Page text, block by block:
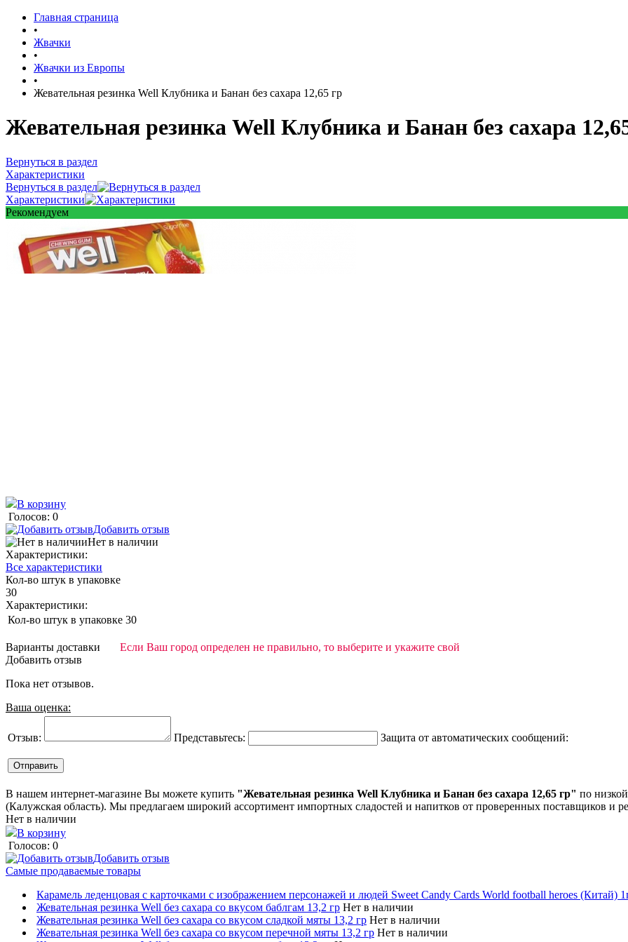
Главная страница
•
Жвачки
•
Жвачки из Европы
•
Жевательная резинка Well Клубника и Банан без сахара 12,65 гр
Жевательная резинка Well Клубника и Банан без сахара
Вернуться в раздел
Характеристики
Вернуться в раздел
Характеристики
Рекомендуем
В корзину
Голосов: 0
Добавить отзыв
Нет в наличии
Характеристики:
Все характеристики
Кол-во штук в упаковке
30
Характеристики:
Кол-во штук в упаковке 30
Варианты доставки
Если Ваш город определен не правильно, то выберите и укажите свой
Добавить отзыв
Пока нет отзывов.
Ваша оценка:
Отзыв: Представьтесь: Защита от автоматических сообщений:
В нашем интернет-магазине Вы можете купить "Жевательная резинка Well Клубника и Банан без сахара 12,65 гр" по
(Калужская область). Мы предлагаем широкий ассортимент импортных сладостей и напитков от проверенных поставщиков и
Нет в наличии
В корзину
Голосов: 0
Добавить отзыв
Самые продаваемые товары
Карамель леденцовая с карточками с изображением персонажей и людей Sweet Candy Cards World football heroes (Китай)
Жевательная резинка Well без сахара со вкусом баблгам 13,2 гр Нет в наличии
Жевательная резинка Well без сахара со вкусом сладкой мяты 13,2 гр Нет в наличии
Жевательная резинка Well без сахара со вкусом перечной мяты 13,2 гр Нет в наличии